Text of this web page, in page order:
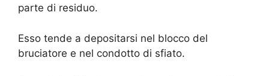
parte di residuo.
Esso tende a depositarsi nel blocco del
bruciatore e nel condotto di sfiato.